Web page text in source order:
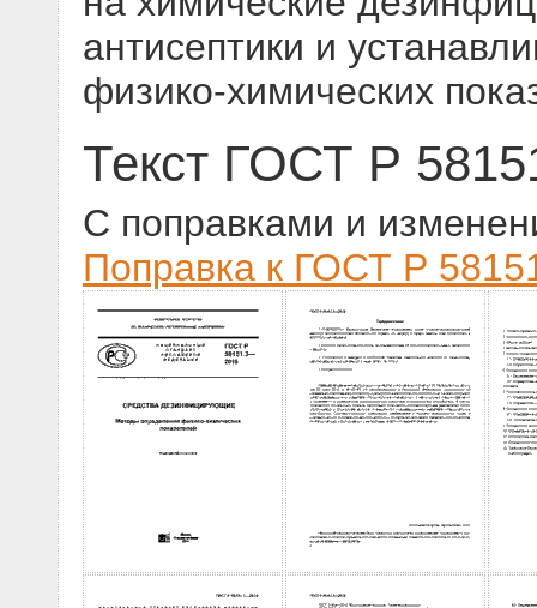
антисептики и
физико-химических
Текст ГОСТ Р
С поправками и
Поправка к ГОСТ Р